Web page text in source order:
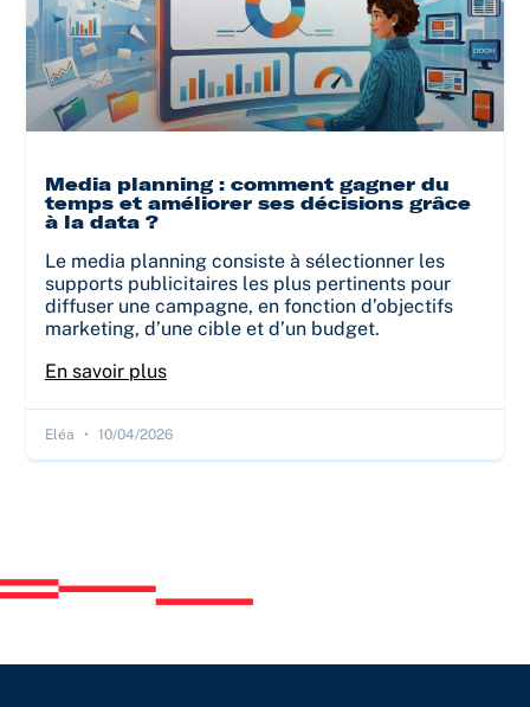
Media planning : comment gagner du
temps et améliorer ses décisions grâce
à la data ?
Le media planning consiste à sélectionner les
supports publicitaires les plus pertinents pour
diffuser une campagne, en fonction d’objectifs
marketing, d’une cible et d’un budget.
En savoir plus
Eléa 10/04/2026